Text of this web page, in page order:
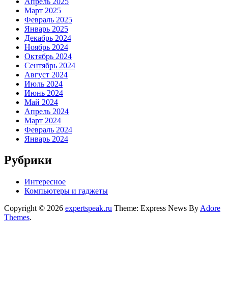
Март 2025
Февраль 2025
Январь 2025
Декабрь 2024
Ноябрь 2024
Октябрь 2024
Сентябрь 2024
Август 2024
Июль 2024
Июнь 2024
Май 2024
Апрель 2024
Март 2024
Февраль 2024
Январь 2024
Рубрики
Интересное
Компьютеры и гаджеты
Copyright © 2026 expertspeak.ru Theme: Express News By Adore
Themes.